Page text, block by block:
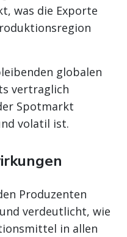
was die Exporte
globalen
vertraglich
Spotmarkt
volatil ist.
Produzenten
verdeutlicht, wie
in allen